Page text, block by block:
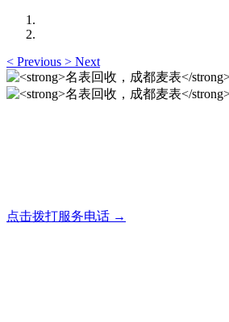
< Previous > Next
点击拨打服务电话 →